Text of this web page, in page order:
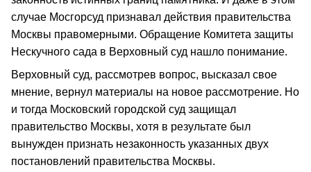
случае Мосгорсуд признавал действия правительства
Москвы правомерными. Обращение Комитета защиты
Нескучного сада в Верховный суд нашло понимание.
Верховный суд, рассмотрев вопрос, высказал свое
мнение, вернул материалы на новое рассмотрение. Но
и тогда Московский городской суд защищал
правительство Москвы, хотя в результате был
вынужден признать незаконность указанных двух
постановлений правительства Москвы.